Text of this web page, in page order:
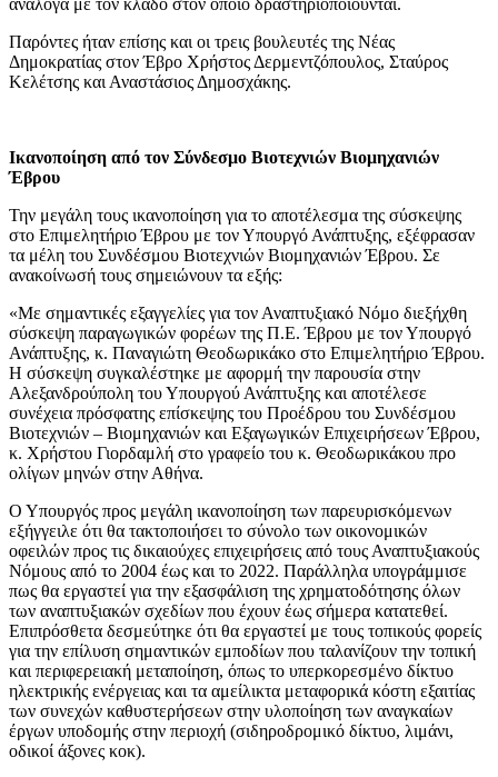
Παρόντες ήταν επίσης και οι τρεις βουλευτές της Νέας
Δημοκρατίας στον Έβρο Χρήστος Δερμεντζόπουλος, Σταύρος
Κελέτσης και Αναστάσιος Δημοσχάκης.
Ικανοποίηση από τον Σύνδεσμο Βιοτεχνιών Βιομηχανιών
Έβρου
Την μεγάλη τους ικανοποίηση για το αποτέλεσμα της σύσκεψης
στο Επιμελητήριο Έβρου με τον Υπουργό Ανάπτυξης, εξέφρασαν
τα μέλη του Συνδέσμου Βιοτεχνιών Βιομηχανιών Έβρου. Σε
ανακοίνωσή τους σημειώνουν τα εξής:
«Με σημαντικές εξαγγελίες για τον Αναπτυξιακό Νόμο διεξήχθη
σύσκεψη παραγωγικών φορέων της Π.Ε. Έβρου με τον Υπουργό
Ανάπτυξης, κ. Παναγιώτη Θεοδωρικάκο στο Επιμελητήριο Έβρου.
Η σύσκεψη συγκαλέστηκε με αφορμή την παρουσία στην
Αλεξανδρούπολη του Υπουργού Ανάπτυξης και αποτέλεσε
συνέχεια πρόσφατης επίσκεψης του Προέδρου του Συνδέσμου
Βιοτεχνιών – Βιομηχανιών και Εξαγωγικών Επιχειρήσεων Έβρου,
κ. Χρήστου Γιορδαμλή στο γραφείο του κ. Θεοδωρικάκου προ
ολίγων μηνών στην Αθήνα.
Ο Υπουργός προς μεγάλη ικανοποίηση των παρευρισκόμενων
εξήγγειλε ότι θα τακτοποιήσει το σύνολο των οικονομικών
οφειλών προς τις δικαιούχες επιχειρήσεις από τους Αναπτυξιακούς
Νόμους από το 2004 έως και το 2022. Παράλληλα υπογράμμισε
πως θα εργαστεί για την εξασφάλιση της χρηματοδότησης όλων
των αναπτυξιακών σχεδίων που έχουν έως σήμερα κατατεθεί.
Επιπρόσθετα δεσμεύτηκε ότι θα εργαστεί με τους τοπικούς φορείς
για την επίλυση σημαντικών εμποδίων που ταλανίζουν την τοπική
και περιφερειακή μεταποίηση, όπως το υπερκορεσμένο δίκτυο
ηλεκτρικής ενέργειας και τα αμείλικτα μεταφορικά κόστη εξαιτίας
των συνεχών καθυστερήσεων στην υλοποίηση των αναγκαίων
έργων υποδομής στην περιοχή (σιδηροδρομικό δίκτυο, λιμάνι,
οδικοί άξονες κοκ).